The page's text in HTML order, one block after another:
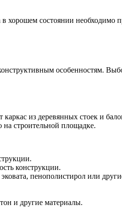
хорошем состоянии необходимо
особенностям.
из деревянных стоек и
строительной площадке.
конструкции.
пенополистирол или
и другие материалы.